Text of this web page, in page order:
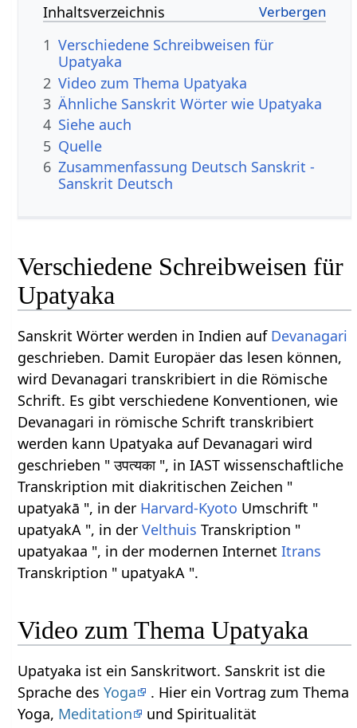
Inhaltsverzeichnis
1 Verschiedene Schreibweisen für
Upatyaka
2 Video zum Thema Upatyaka
3 Ähnliche Sanskrit Wörter wie Upatyaka
4 Siehe auch
5 Quelle
6 Zusammenfassung Deutsch Sanskrit -
Sanskrit Deutsch
Verschiedene Schreibweisen für
Upatyaka
Sanskrit Wörter werden in Indien auf Devanagari
geschrieben. Damit Europäer das lesen können,
wird Devanagari transkribiert in die Römische
Schrift. Es gibt verschiedene Konventionen, wie
Devanagari in römische Schrift transkribiert
werden kann Upatyaka auf Devanagari wird
geschrieben " उपत्यका ", in IAST wissenschaftliche
Transkription mit diakritischen Zeichen "
upatyakā ", in der Harvard-Kyoto Umschrift "
upatyakA ", in derVelthuis Transkription "
upatyakaa ", in der modernen InternetItrans
Transkription " upatyakA ".
Video zum Thema Upatyaka
Upatyaka ist ein Sanskritwort. Sanskrit ist die
Sprache desYoga
. Hier ein Vortrag zum Thema
Yoga, Meditation und Spiritualität